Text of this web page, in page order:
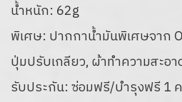
น้ำหนัก: 62g
พิเศษ: ปากกาน้ำมันพิเศษจาก
ปุ่มปรับเกลียว, ผ้าทำความสะอา
รับประกัน: ซ่อมฟรี/บำรุงฟรี 1